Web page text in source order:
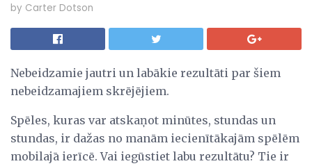
by Carter Dotson
Nebeidzamie jautri un labākie rezultāti par šiem
nebeidzamajiem skrējējiem.
Spēles, kuras var atskaņot minūtes, stundas un
stundas, ir dažas no manām iecienītākajām spēlēm
mobilajā ierīcē. Vai iegūstiet labu rezultātu? Tie ir